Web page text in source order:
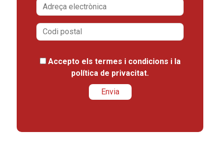
Accepto els termes i condicions i la
política de privacitat.